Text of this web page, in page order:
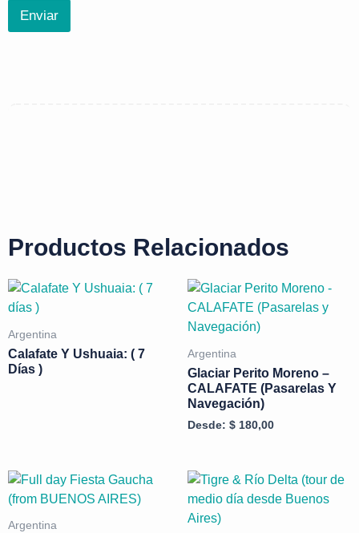
Enviar
Productos Relacionados
Argentina
Calafate Y Ushuaia: ( 7
Días )
Argentina
Glaciar Perito Moreno –
CALAFATE (Pasarelas Y
Navegación)
Desde: $ 180,00
Argentina